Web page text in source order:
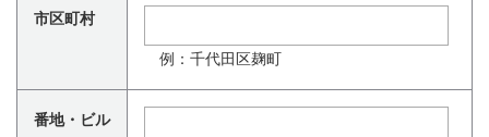
市区町村
例：千代田区麹町
番地・ビル